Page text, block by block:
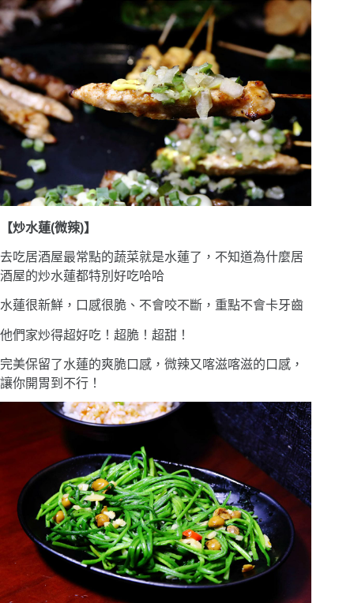
【炒水蓮(微辣)】
去吃居酒屋最常點的蔬菜就是水蓮了，不知道為什麼居
酒屋的炒水蓮都特別好吃哈哈
水蓮很新鮮，口感很脆、不會咬不斷，重點不會卡牙齒
他們家炒得超好吃！超脆！超甜！
完美保留了水蓮的爽脆口感，微辣又喀滋喀滋的口感，
讓你開胃到不行！